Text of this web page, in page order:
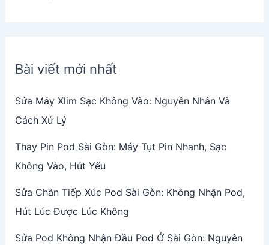
Bài viết mới nhất
Sửa Máy Xlim Sạc Không Vào: Nguyên Nhân Và
Cách Xử Lý
Thay Pin Pod Sài Gòn: Máy Tụt Pin Nhanh, Sạc
Không Vào, Hút Yếu
Sửa Chân Tiếp Xúc Pod Sài Gòn: Không Nhận Pod,
Hút Lúc Được Lúc Không
Sửa Pod Không Nhận Đầu Pod Ở Sài Gòn: Nguyên